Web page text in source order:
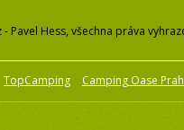
Pavel Hess, všechna práva
TopCamping Camping Oase